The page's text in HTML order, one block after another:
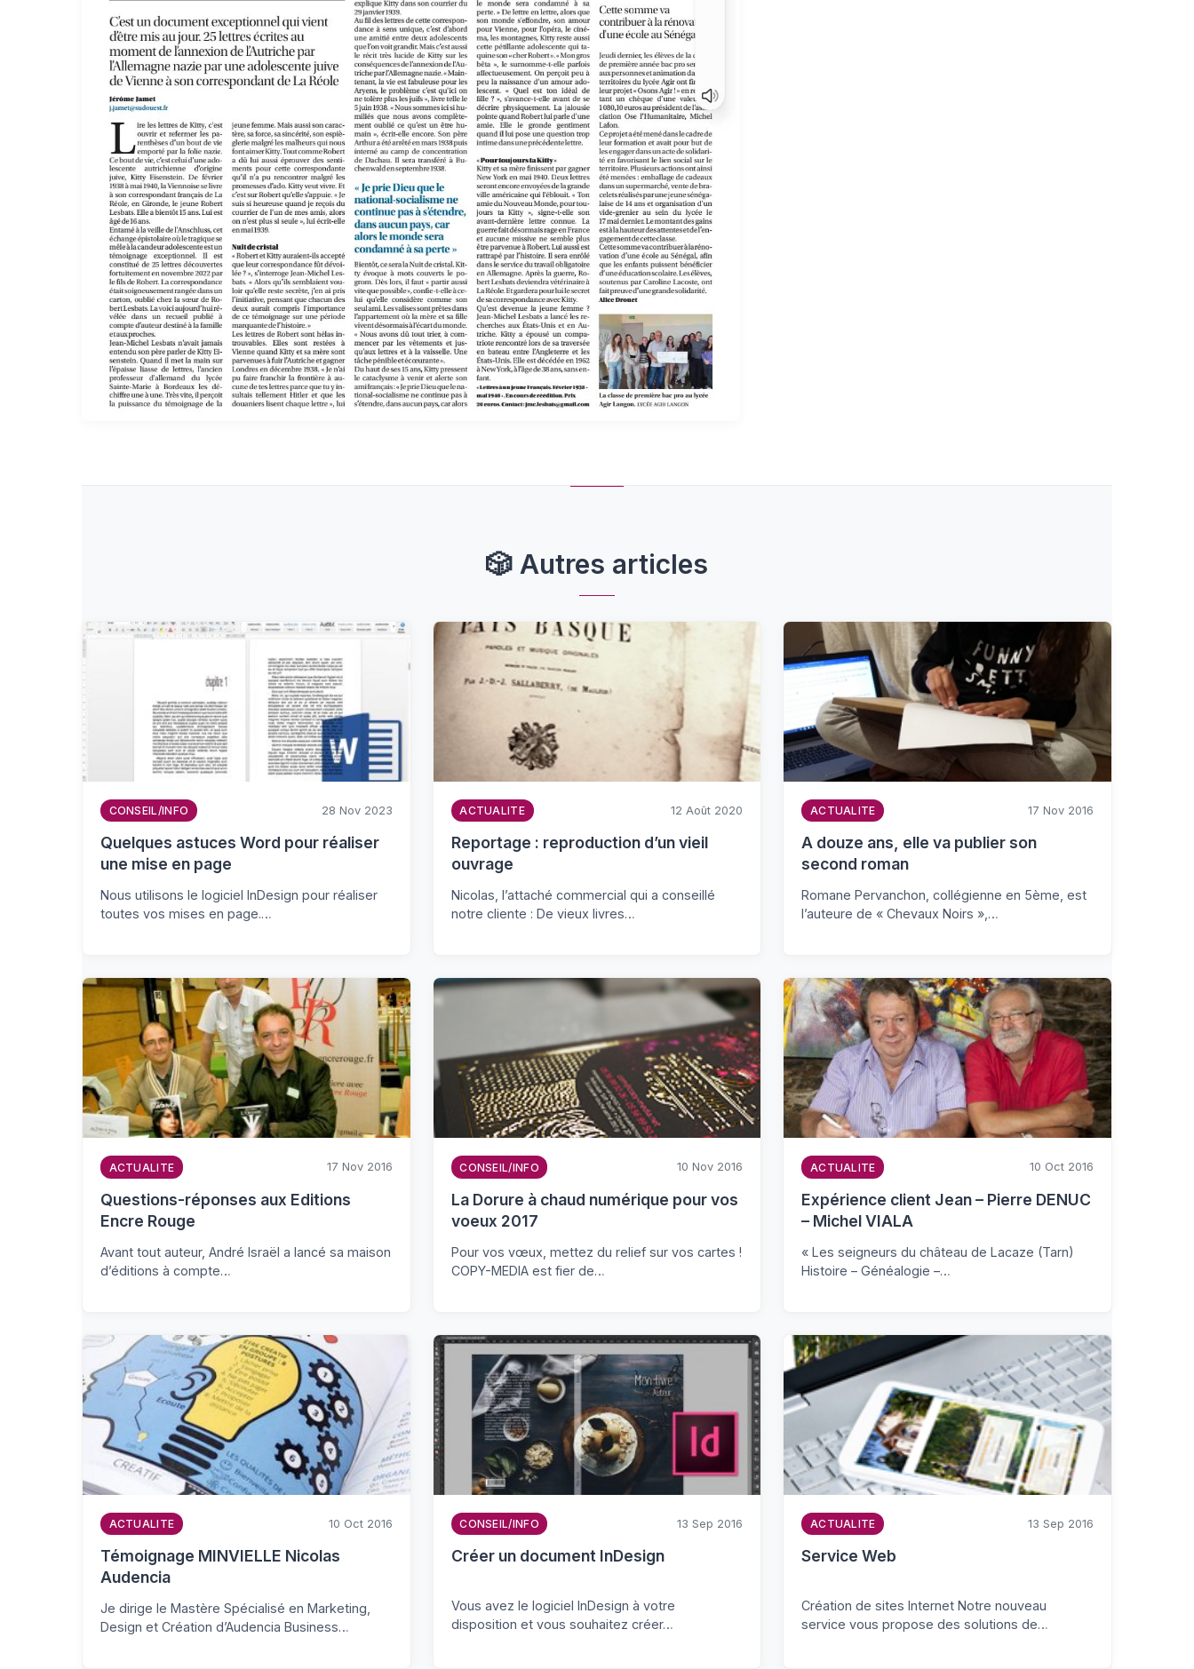
🎲 Autres articles
CONSEIL/INFO 28 Nov 2023
Quelques astuces Word pour réaliser
une mise en page
Nous utilisons le logiciel InDesign pour réaliser
toutes vos mises en page.…
ACTUALITE 12 Août 2020
Reportage : reproduction d’un vieil
ouvrage
Nicolas, l’attaché commercial qui a conseillé
notre cliente : De vieux livres…
ACTUALITE 17 Nov 2016
A douze ans, elle va publier son
second roman
Romane Pervanchon, collégienne en 5ème, est
l’auteure de « Chevaux Noirs »,…
ACTUALITE 17 Nov 2016
Questions-réponses aux Editions
Encre Rouge
Avant tout auteur, André Israël a lancé sa maison
d’éditions à compte…
CONSEIL/INFO 10 Nov 2016
La Dorure à chaud numérique pour vos
voeux 2017
Pour vos vœux, mettez du relief sur vos cartes !
COPY-MEDIA est fier de…
ACTUALITE 10 Oct 2016
Expérience client Jean – Pierre DENUC
– Michel VIALA
« Les seigneurs du château de Lacaze (Tarn)
Histoire – Généalogie –…
ACTUALITE 10 Oct 2016
Témoignage MINVIELLE Nicolas
Audencia
Je dirige le Mastère Spécialisé en Marketing,
Design et Création d’Audencia Business…
CONSEIL/INFO 13 Sep 2016
Créer un document InDesign
Vous avez le logiciel InDesign à votre
disposition et vous souhaitez créer…
ACTUALITE 13 Sep 2016
Service Web
Création de sites Internet Notre nouveau
service vous propose des solutions de…